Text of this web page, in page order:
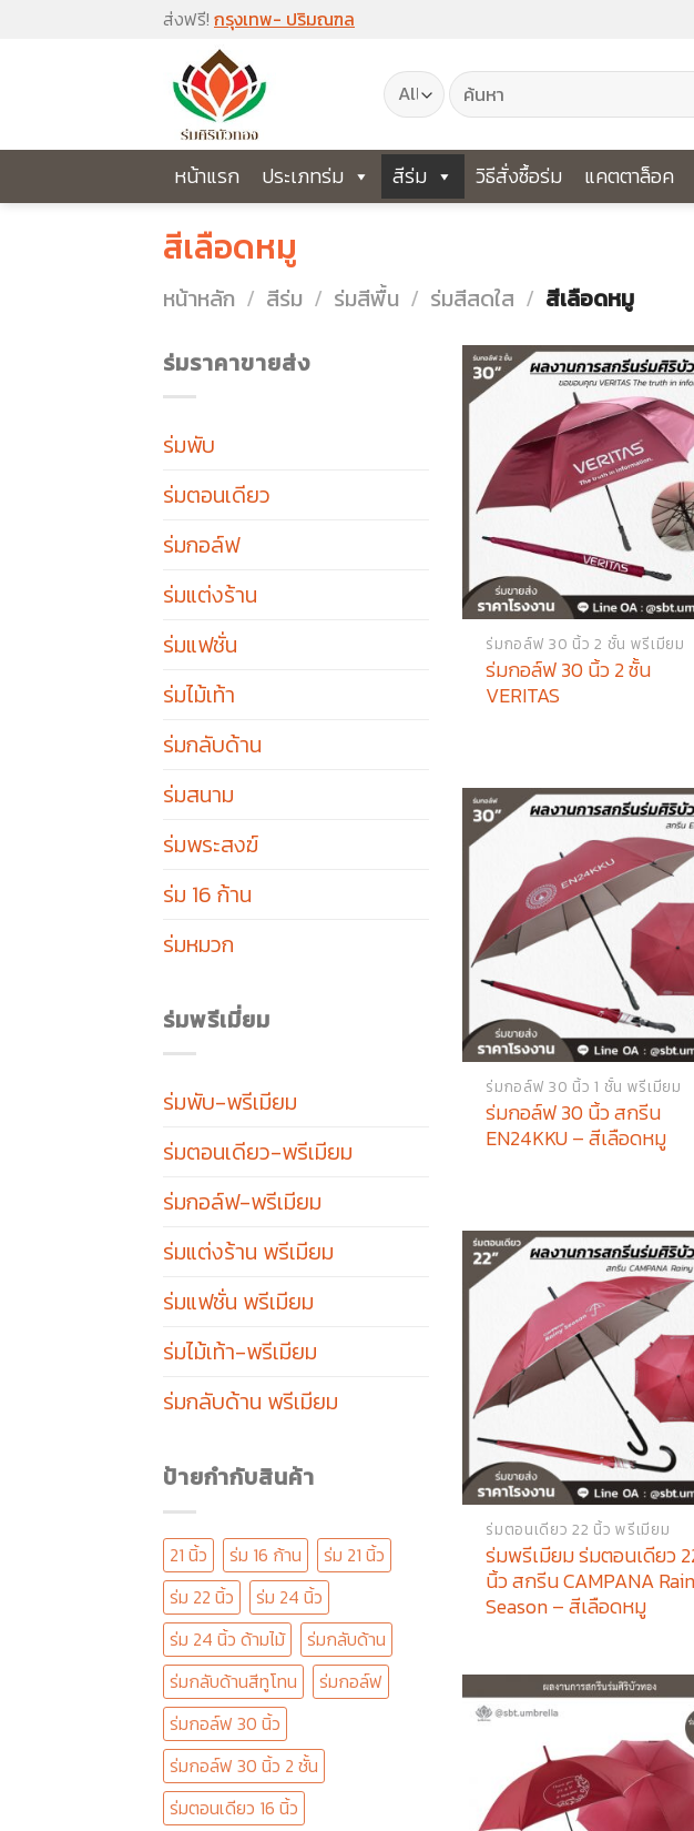
ส่งฟรี! กรุงเทพ- ปริมณฑล
ค้นหา:
หน้าแรก ประเภทร่ม สีร่ม วิธีสั่งซื้อร่ม แคตตาล็อค
สีเลือดหมู
หน้าหลัก / สีร่ม / ร่มสีพื้น / ร่มสีสดใส / สีเลือดหมู
ร่มราคาขายส่ง
ร่มพับ
ร่มตอนเดียว
ร่มกอล์ฟ
ร่มแต่งร้าน
ร่มแฟชั่น
ร่มไม้เท้า
ร่มกลับด้าน
ร่มสนาม
ร่มพระสงฆ์
ร่ม 16 ก้าน
ร่มหมวก
ร่มพรีเมี่ยม
ร่มพับ-พรีเมียม
ร่มตอนเดียว-พรีเมียม
ร่มกอล์ฟ-พรีเมียม
ร่มแต่งร้าน พรีเมียม
ร่มแฟชั่น พรีเมียม
ร่มไม้เท้า-พรีเมียม
ร่มกลับด้าน พรีเมียม
ป้ายกำกับสินค้า
21 นิ้ว ร่ม 16 ก้าน
ร่ม 21 นิ้ว
ร่ม 22 นิ้ว
ร่ม 24 นิ้ว
ร่ม 24 นิ้ว ด้ามไม้
ร่มกลับด้าน
ร่มกลับด้านสีทูโทน
ร่มกอล์ฟ
ร่มกอล์ฟ 30 นิ้ว
ร่มกอล์ฟ 30 นิ้ว 2 ชั้น
ร่มตอนเดียว 16 นิ้ว
ร่มกอล์ฟ 30 นิ้ว 2 ชั้น พรีเมียม
ร่มกอล์ฟ 30 นิ้ว 2 ชั้น
VERITAS
ร่มกอล์ฟ 30 นิ้ว 1 ชั้น พรีเมียม
ร่มกอล์ฟ 30 นิ้ว สกรีน
EN24KKU – สีเลือดหมู
ร่มตอนเดียว 22 นิ้ว พรีเมียม
ร่มพรีเมียม ร่มตอนเดียว
นิ้ว สกรีน CAMPANA
Season – สีเลือดหมู